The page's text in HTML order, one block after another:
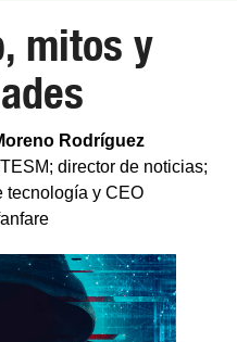
mitos y
Rodríguez
director de noticias;
tecnología y CEO